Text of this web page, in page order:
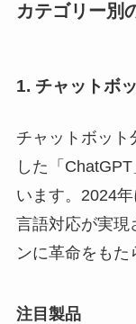
カテゴリー別
1. チャットボ
チャットボット
した「
います。2024
言語対応が実現
ンに革命をもた
注目製品